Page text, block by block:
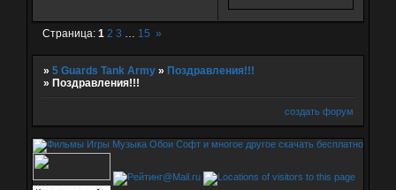
Страница: 1 2 3 … 15 »
» 5 Guards Tank Army » Поздравления!!!
» Поздравления!!!
создать форум